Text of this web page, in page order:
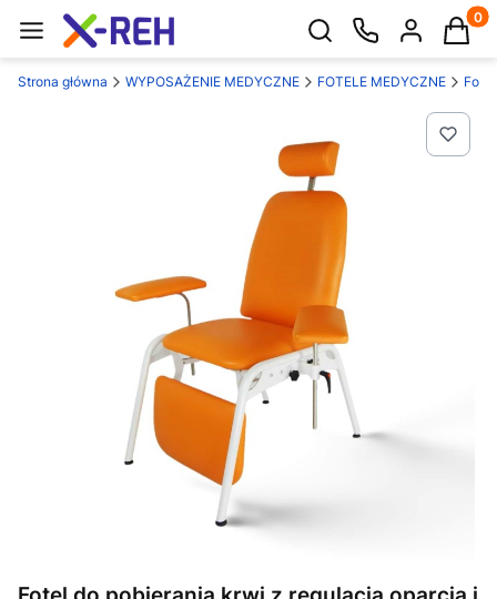
Otwórz wyszukiwarkę
Strona główna WYPOSAŻENIE MEDYCZNE FOTELE MEDYCZNE